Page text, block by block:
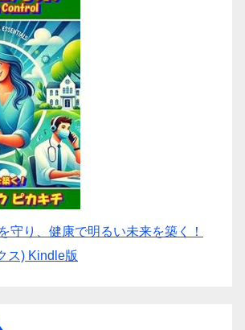
守り、健康で明るい未来を築く！
ス) Kindle版